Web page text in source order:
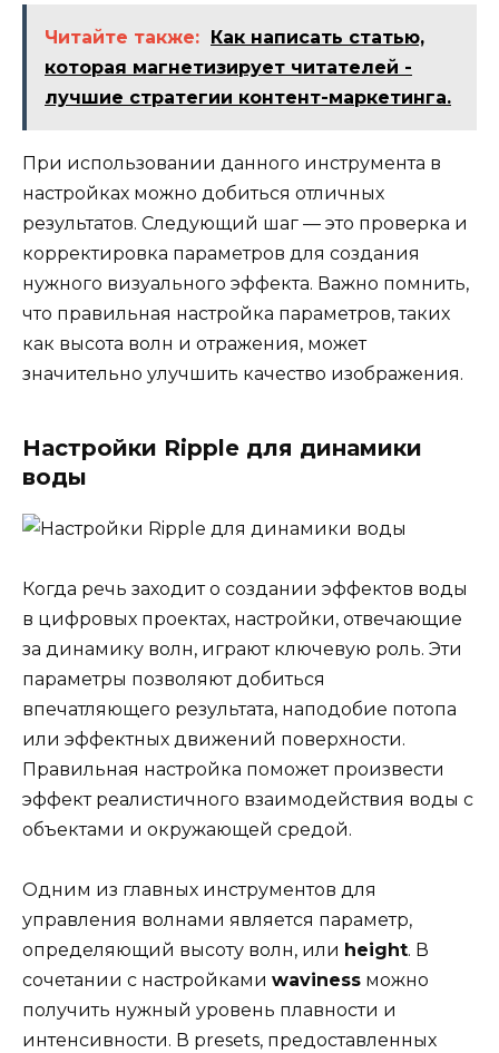
Читайте также: Как написать статью,
которая магнетизирует читателей -
лучшие стратегии контент-маркетинга.
При использовании данного инструмента в
настройках можно добиться отличных
результатов. Следующий шаг — это проверка и
корректировка параметров для создания
нужного визуального эффекта. Важно помнить,
что правильная настройка параметров, таких
как высота волн и отражения, может
значительно улучшить качество изображения.
Настройки Ripple для динамики
воды
Когда речь заходит о создании эффектов воды
в цифровых проектах, настройки, отвечающие
за динамику волн, играют ключевую роль. Эти
параметры позволяют добиться
впечатляющего результата, наподобие потопа
или эффектных движений поверхности.
Правильная настройка поможет произвести
эффект реалистичного взаимодействия воды с
объектами и окружающей средой.
Одним из главных инструментов для
управления волнами является параметр,
определяющий высоту волн, или height. В
сочетании с настройками waviness можно
получить нужный уровень плавности и
интенсивности. В presets, предоставленных